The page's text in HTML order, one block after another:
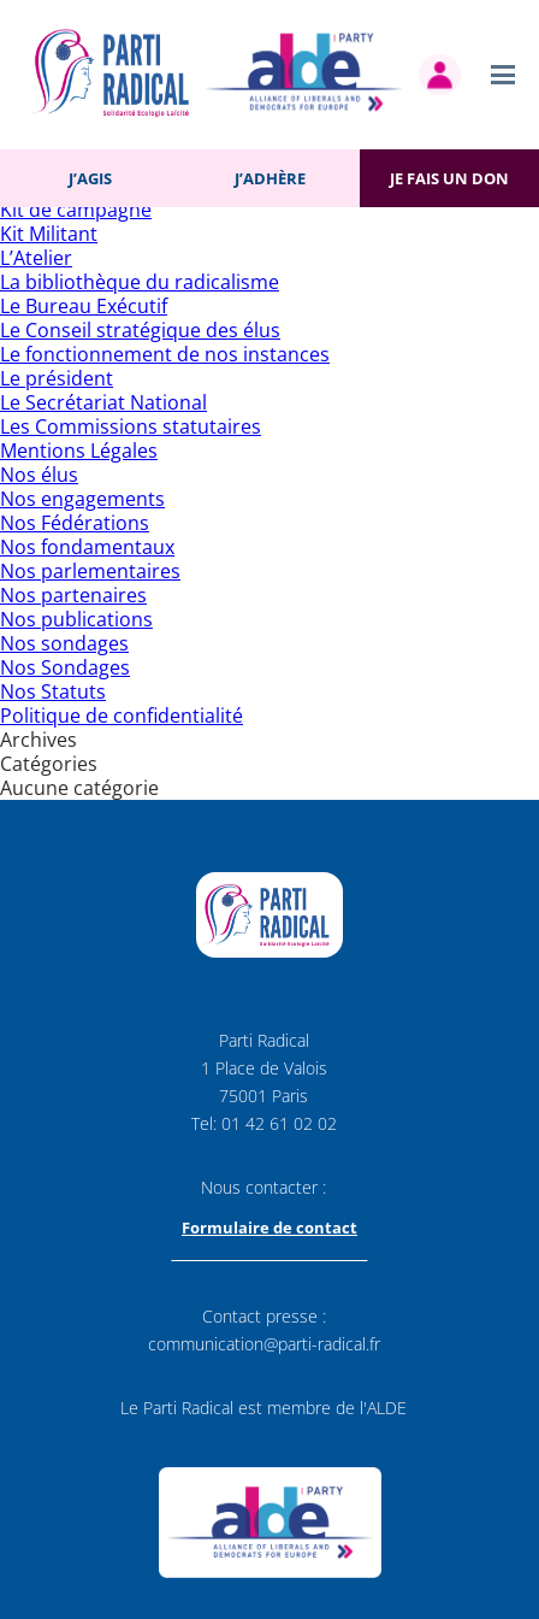
J’AGIS J’ADHÈRE JE FAIS UN DON
Pages
Accueil
Actualités
Contact
J’adhère
Kit de campagne
Kit Militant
L’Atelier
La bibliothèque du radicalisme
Le Bureau Exécutif
Le Conseil stratégique des élus
Le fonctionnement de nos instances
Le président
Le Secrétariat National
Les Commissions statutaires
Mentions Légales
Nos élus
Nos engagements
Nos Fédérations
Nos fondamentaux
Nos parlementaires
Nos partenaires
Nos publications
Nos sondages
Nos Sondages
Nos Statuts
Politique de confidentialité
Archives
Catégories
Aucune catégorie
Parti Radical
1 Place de Valois
75001 Paris
Tel: 01 42 61 02 02
Nous contacter :
Formulaire de contact
Contact presse :
communication@parti-radical.fr
Le Parti Radical est membre de l'ALDE